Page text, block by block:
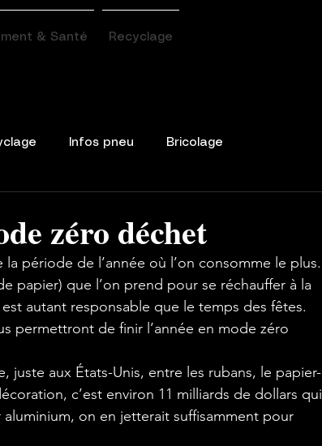
& Santé Recyclage
Infos pneu Bricolage
zéro déchet
période de l’année où l’on consomme le plus.
papier) que l’on prend pour se réchauffer à la
autant responsable que le temps des fêtes.
permettront de finir l’année en mode zéro
juste aux États-Unis, entre les rubans, le papier-
c’est environ 11 milliards de dollars qui
on en jetterait suffisamment pour